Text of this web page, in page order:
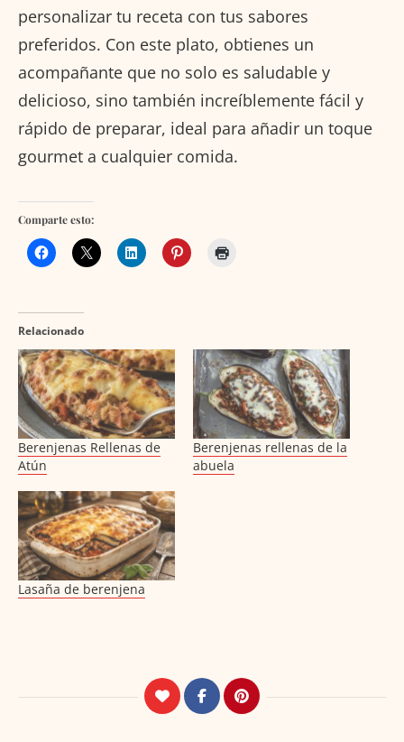
personalizar tu receta con tus sabores
preferidos. Con este plato, obtienes un
acompañante que no solo es saludable y
delicioso, sino también increíblemente fácil y
rápido de preparar, ideal para añadir un toque
gourmet a cualquier comida.
Comparte esto:
Relacionado
Berenjenas Rellenas de
Atún
Berenjenas rellenas de la
abuela
Lasaña de berenjena